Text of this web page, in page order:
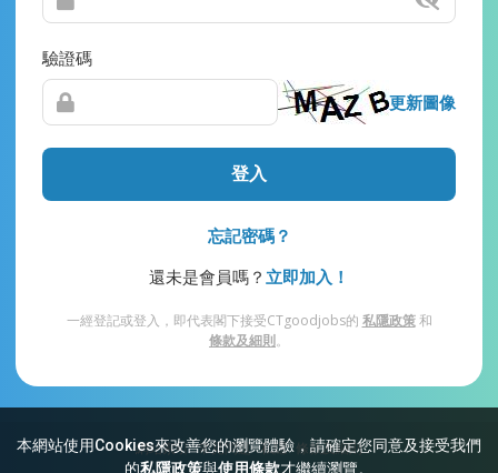
本網站使用Cookies來改善您的瀏覽體驗，請確定您同意及接受我們
的私隱政策與使用條款才繼續瀏覽。
驗證碼
更新圖像
登入
忘記密碼？
還未是會員嗎？ 立即加入！
一經登記或登入，即代表閣下接受CTgoodjobs的 私隱政策和
條款及細則。
網站索引 常見問題 私隱 條款及細則